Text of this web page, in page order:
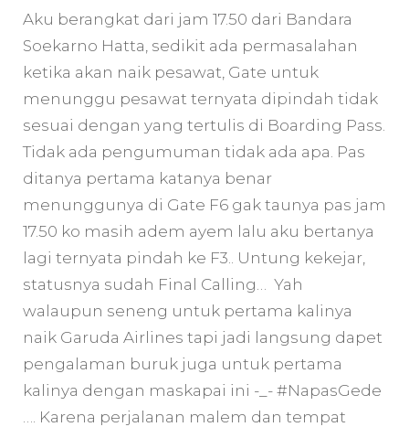
Aku berangkat dari jam 17.50 dari Bandara
Soekarno Hatta, sedikit ada permasalahan
ketika akan naik pesawat, Gate untuk
menunggu pesawat ternyata dipindah tidak
sesuai dengan yang tertulis di Boarding Pass.
Tidak ada pengumuman tidak ada apa. Pas
ditanya pertama katanya benar
menunggunya di Gate F6 gak taunya pas jam
17.50 ko masih adem ayem lalu aku bertanya
lagi ternyata pindah ke F3.. Untung kekejar,
statusnya sudah Final Calling… Yah
walaupun seneng untuk pertama kalinya
naik Garuda Airlines tapi jadi langsung dapet
pengalaman buruk juga untuk pertama
kalinya dengan maskapai ini -_- #NapasGede
…. Karena perjalanan malem dan tempat